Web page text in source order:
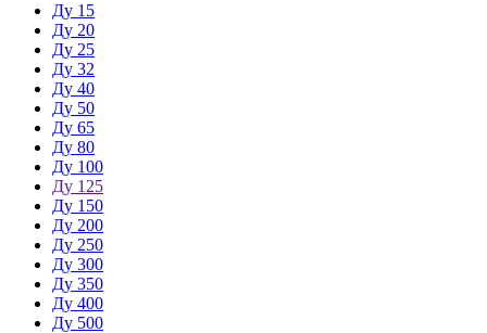
Ду 15
Ду 20
Ду 25
Ду 32
Ду 40
Ду 50
Ду 65
Ду 80
Ду 100
Ду 125
Ду 150
Ду 200
Ду 250
Ду 300
Ду 350
Ду 400
Ду 500